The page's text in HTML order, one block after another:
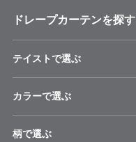
ドレープカーテンを探す
テイストで選ぶ
カラーで選ぶ
柄で選ぶ